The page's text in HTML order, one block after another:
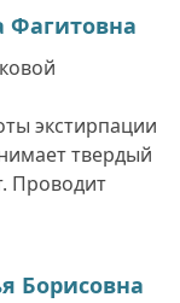
Фагитовна
экстирпации
твердый
Проводит
Борисовна